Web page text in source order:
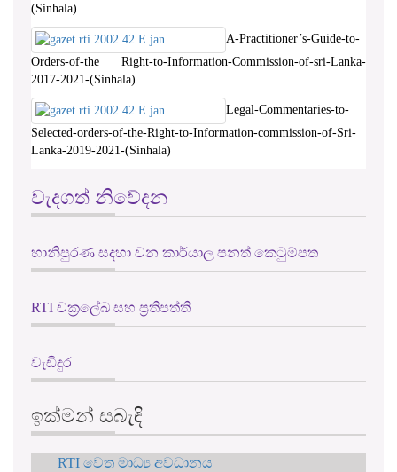
(Sinhala)
A-Practitioner’s-Guide-to-
Orders-of-the Right-to-Information-Commission-of-sri-Lanka-
2017-2021-(Sinhala)
Legal-Commentaries-to-
Selected-orders-of-the-Right-to-Information-commission-of-Sri-
Lanka-2019-2021-(Sinhala)
වැදගත් නිවේදන
හානිපුරණ සදහා වන කාර්යාල පනත් කෙටුම්පත
RTI චක්‍රලේඛ සහ ප්‍රතිපත්ති
වැඩිදුර
ඉක්මන් සබැඳි
RTI වෙත මාධ්‍ය අවධානය